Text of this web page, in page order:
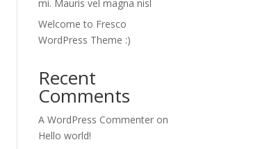
mi. Mauris vel magna nisl
Welcome to Fresco
WordPress Theme :)
Recent
Comments
A WordPress Commenter on
Hello world!